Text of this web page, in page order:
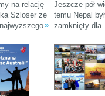
Ania i
Szloser
–
na relację
Szloser ze
w
i
»
Tułak
Nepal”
Jeszcze pół
temu Nepal był
zamknięty dla
ostatnich
zamienił się w
dla ludzi
góry, przyrodę